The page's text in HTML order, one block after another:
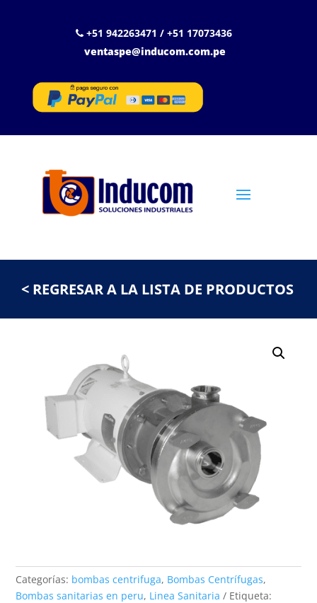
+51 942263471 / +51 17073436
ventaspe@inducom.com.pe
< REGRESAR A LA LISTA DE PRODUCTOS
Categorías: bombas centrifuga, Bombas Centrífugas,
Bombas sanitarias en peru, Linea Sanitaria
Etiqueta: